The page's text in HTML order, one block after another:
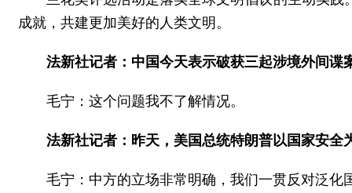
成就，共建更加美好的人类文明。
法新社记者：中国今天表示破获三起涉境外间
毛宁：这个问题我不了解情况。
法新社记者：昨天，美国总统特朗普以国家安
毛宁：中方的立场非常明确，我们一贯反对泛